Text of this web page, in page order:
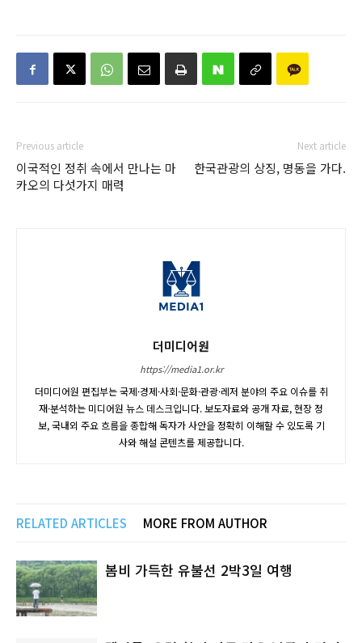
Previous article
이국적인 정취 속에서 만나는 마
카오의 다섯가지 매력
Next article
한국관광의 상징, 명동을 가다.
더미디어원
https://media1.or.kr
더미디어원 편집부는 국제·경제·사회·문화·관광·레저 분야의 주요 이슈를 취
재·분석하는 미디어원 뉴스 데스크입니다. 보도자료와 공개 자료, 현장 정
보, 국내외 주요 흐름을 종합해 독자가 사안을 정확히 이해할 수 있도록 기
사와 해설 콘텐츠를 제공합니다.
RELATED ARTICLES MORE FROM AUTHOR
봄비 가득한 유불선 2박3일 여행